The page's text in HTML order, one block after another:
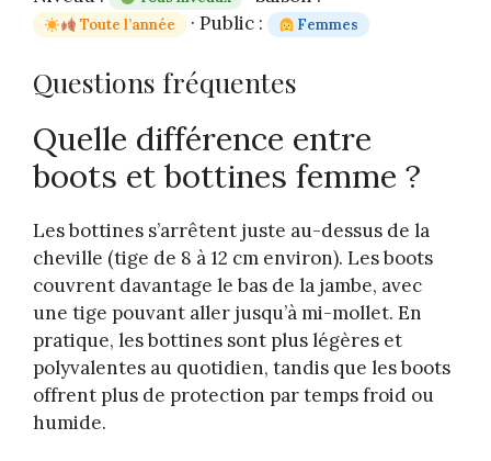
Toute l’année · Public : Femmes
Questions fréquentes
Quelle différence entre
boots et bottines femme ?
Les bottines s’arrêtent juste au-dessus de la
cheville (tige de 8 à 12 cm environ). Les boots
couvrent davantage le bas de la jambe, avec
une tige pouvant aller jusqu’à mi-mollet. En
pratique, les bottines sont plus légères et
polyvalentes au quotidien, tandis que les boots
offrent plus de protection par temps froid ou
humide.